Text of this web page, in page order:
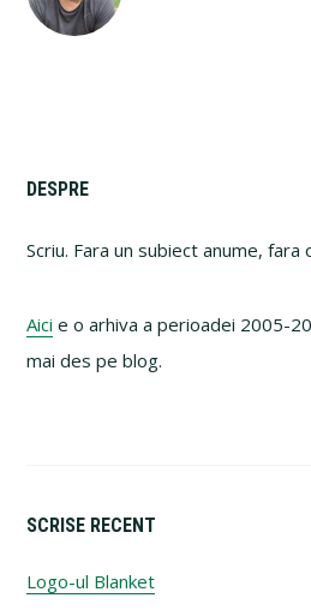
Primary
Sidebar
DESPRE
Scriu. Fara un subiect anume, fara
Aici e o arhiva a perioadei 2005-
mai des pe blog.
SCRISE RECENT
Logo-ul Blanket